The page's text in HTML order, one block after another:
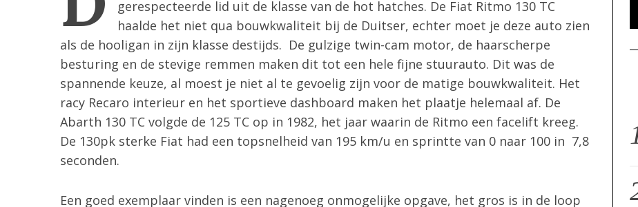
gerespecteerde lid uit de klasse van de hot hatches. De Fiat Ritmo 130 TC
haalde het niet qua bouwkwaliteit bij de Duitser, echter moet je deze auto zien
als de hooligan in zijn klasse destijds. De gulzige twin-cam motor, de haarscherpe
besturing en de stevige remmen maken dit tot een hele fijne stuurauto. Dit was de
spannende keuze, al moest je niet al te gevoelig zijn voor de matige bouwkwaliteit. Het
racy Recaro interieur en het sportieve dashboard maken het plaatje helemaal af. De
Abarth 130 TC volgde de 125 TC op in 1982, het jaar waarin de Ritmo een facelift kreeg.
De 130pk sterke Fiat had een topsnelheid van 195 km/u en sprintte van 0 naar 100 in 7,8
seconden.
Een goed exemplaar vinden is een nagenoeg onmogelijke opgave, het gros is in de loop
o